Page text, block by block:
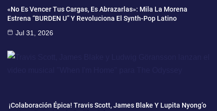
«No Es Vencer Tus Cargas, Es Abrazarlas»: Mila La Morena
Estrena “BURDEN U” Y Revoluciona El Synth-Pop Latino
Jul 31, 2026
¡Colaboración Épica! Travis Scott, James Blake Y Lupita Nyong’o